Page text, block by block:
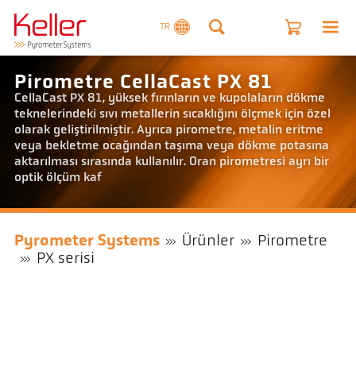
TR
Pirometre CellaCast PX 81
CellaCast PX 81, yüksek fırınların ve kupolaların dökme
teknelerindeki sıvı metallerin sıcaklığını ölçmek için özel
olarak geliştirilmiştir. Ayrıca pirometre, metalin eritme
veya bekletme ocağından taşıma veya dökme potasına
aktarılması sırasında kullanılır. Oran pirometresi ayrı bir
optik ölçüm kaf
Pyrometer Systems Ürünler
Pirometre
PX serisi